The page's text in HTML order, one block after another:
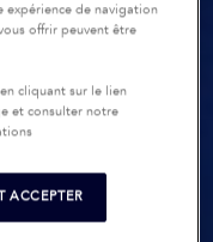
expérience de navigation
offrir peuvent être
cliquant sur le lien
et consulter notre
ACCEPTER